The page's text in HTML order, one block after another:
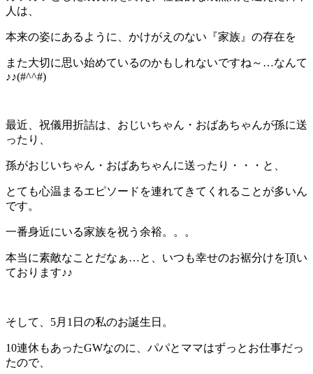
人は、
本来の姿にあるように、かけがえのない『家族』の存在を
また大切に思い始めているのかもしれないですね～…なんて
♪♪(#^^#)
最近、祝儀用折詰は、おじいちゃん・おばあちゃんが孫に送
ったり、
孫がおじいちゃん・おばあちゃんに送ったり・・・と、
とても心温まるエピソードを連れてきてくれることが多いん
です。
一番身近にいる家族を祝う余裕。。。
本当に素敵なことだなぁ…と、いつも幸せのお裾分けを頂い
ております♪♪
そして、5月1日の私のお誕生日。
10連休もあったGWなのに、パパとママはずっとお仕事だっ
たので、